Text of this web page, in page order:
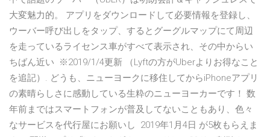
大変魅力的。 アプリをダウンロードして必要情報を登録し、
ウーバー呼び出しをタップ、するとグーグルマップにて周辺
を走っているライセンス車がすべて表示され、その中からい
ちばん近い ※2019/1/4更新 （Lyftの方がUberよりお得なこと
を追記）. どうも、ニューヨークに移住してからiPhoneアプリ
の素晴らしさに感動している生粋のニューヨーカーです！ 数
年前まではスマートフォンが普及してないこともあり、色々
なサービスを代行屋にお願いし 2019年1月4日 が5枚もらえま